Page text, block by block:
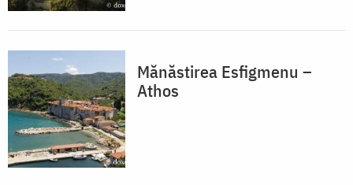
Mănăstirea Esfigmenu –
Athos